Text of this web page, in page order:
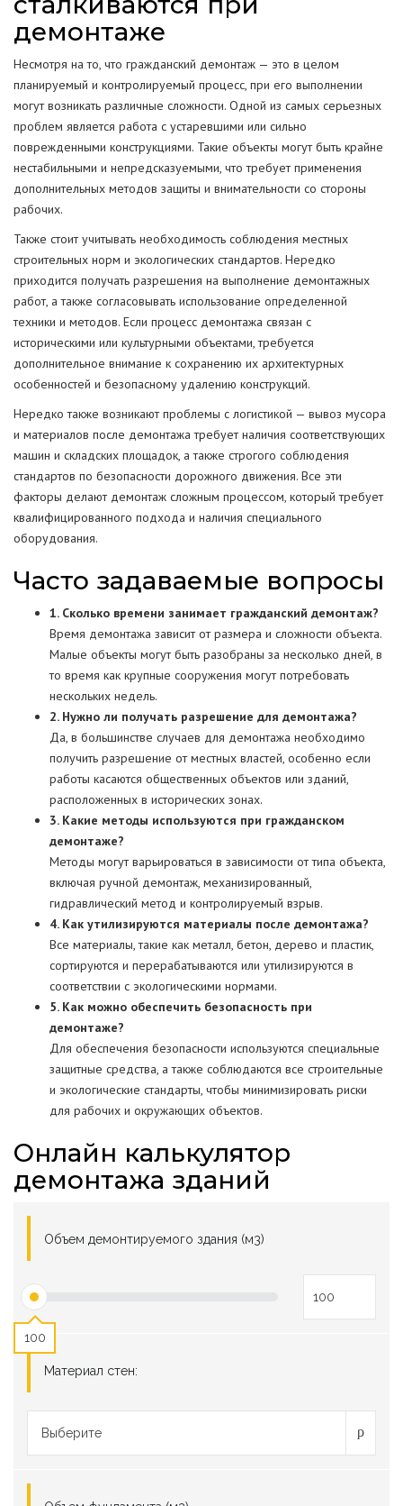
демонтаже
Несмотря на то, что гражданский демонтаж — это в целом
планируемый и контролируемый процесс, при его выполнении
могут возникать различные сложности. Одной из самых серьезных
проблем является работа с устаревшими или сильно
поврежденными конструкциями. Такие объекты могут быть крайне
нестабильными и непредсказуемыми, что требует применения
дополнительных методов защиты и внимательности со стороны
рабочих.
Также стоит учитывать необходимость соблюдения местных
строительных норм и экологических стандартов. Нередко
приходится получать разрешения на выполнение демонтажных
работ, а также согласовывать использование определенной
техники и методов. Если процесс демонтажа связан с
историческими или культурными объектами, требуется
дополнительное внимание к сохранению их архитектурных
особенностей и безопасному удалению конструкций.
Нередко также возникают проблемы с логистикой — вывоз мусора
и материалов после демонтажа требует наличия соответствующих
машин и складских площадок, а также строгого соблюдения
стандартов по безопасности дорожного движения. Все эти
факторы делают демонтаж сложным процессом, который требует
квалифицированного подхода и наличия специального
оборудования.
Часто задаваемые вопросы
1. Сколько времени занимает гражданский демонтаж?
Время демонтажа зависит от размера и сложности объекта.
Малые объекты могут быть разобраны за несколько дней, в
то время как крупные сооружения могут потребовать
нескольких недель.
2. Нужно ли получать разрешение для демонтажа?
Да, в большинстве случаев для демонтажа необходимо
получить разрешение от местных властей, особенно если
работы касаются общественных объектов или зданий,
расположенных в исторических зонах.
3. Какие методы используются при гражданском
демонтаже?
Методы могут варьироваться в зависимости от типа объекта,
включая ручной демонтаж, механизированный,
гидравлический метод и контролируемый взрыв.
4. Как утилизируются материалы после демонтажа?
Все материалы, такие как металл, бетон, дерево и пластик,
сортируются и перерабатываются или утилизируются в
соответствии с экологическими нормами.
5. Как можно обеспечить безопасность при
демонтаже?
Для обеспечения безопасности используются специальные
защитные средства, а также соблюдаются все строительные
и экологические стандарты, чтобы минимизировать риски
для рабочих и окружающих объектов.
Онлайн калькулятор
демонтажа зданий
Объем демонтируемого здания (м3)
100
Материал стен:
Выберите